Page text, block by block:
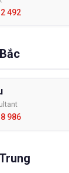
492
986